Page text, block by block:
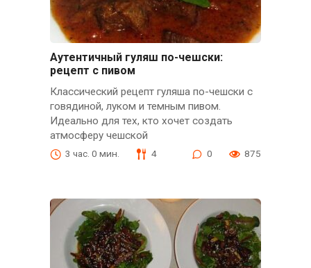
Аутентичный гуляш по-чешски:
рецепт с пивом
Классический рецепт гуляша по-чешски с
говядиной, луком и темным пивом.
Идеально для тех, кто хочет создать
атмосферу чешской
3 час. 0 мин. 4 0 875